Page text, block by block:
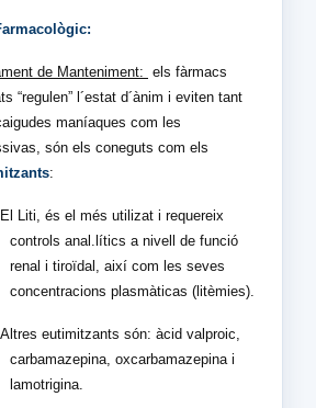
de Manteniment:
els fàrmacs
“regulen” l´estat d´ànim i eviten tant
maníaques com les
són els coneguts com els
:
El Liti, és el més utilizat i requereix
controls anal.lítics a nivell de funció
renal i tiroïdal, així com les seves
concentracions plasmàticas (litèmies).
Altres eutimitzants són: àcid valproic,
carbamazepina, oxcarbamazepina i
lamotrigina.